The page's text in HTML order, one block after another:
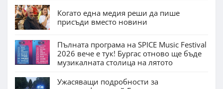
Когато една медия реши да пише
присъди вместо новини
Пълната програма на SPICE Music Festival
2026 вече е тук! Бургас отново ще бъде
музикалната столица на лятото
Ужасяващи подробности за